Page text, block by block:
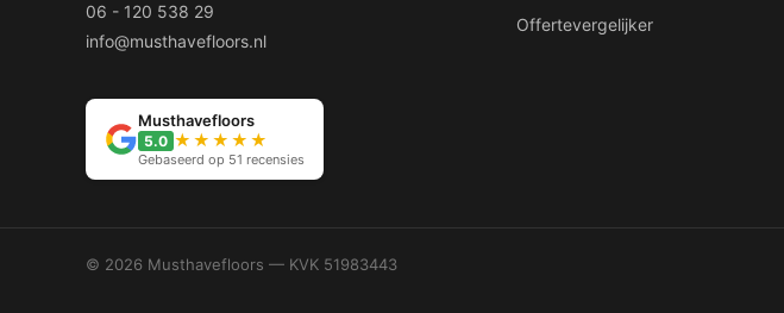
06 - 120 538 29
info@musthavefloors.nl
Musthavefloors
5.0 ★★★★★
Gebaseerd op 51 recensies
Offertevergelijker
© 2026 Musthavefloors — KVK 51983443